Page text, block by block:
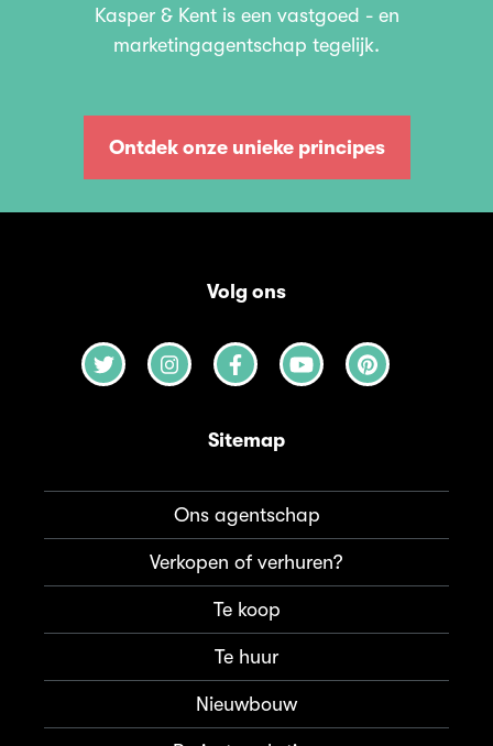
Kasper & Kent is een vastgoed - en
marketingagentschap tegelijk.
Ontdek onze unieke principes
Volg ons
Sitemap
Ons agentschap
Verkopen of verhuren?
Te koop
Te huur
Nieuwbouw